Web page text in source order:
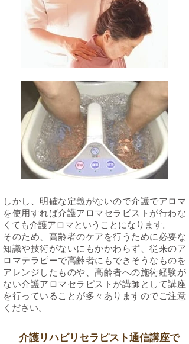
しかし、明確な定義がないので介護でアロマ
を使用すれば介護アロマセラピストが行わな
くても介護アロマということになります。
そのため、高齢者のケアを行うために必要な
知識や技術がないにもかかわらず、従来のア
ロマテラピーで高齢者にもできそうなものを
アレンジしたものや、高齢者への施術経験が
ない介護アロマセラピストが講師として講座
を行っていることが多々ありますのでご注意
ください。
介護リハビリセラピスト通信講座で